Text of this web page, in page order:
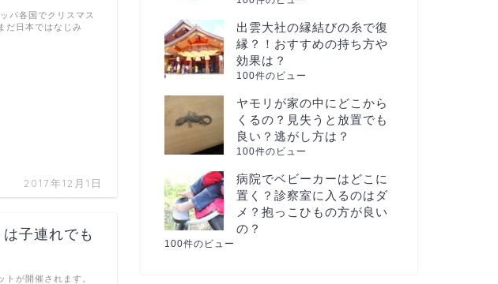
2017年12月1日
パ各国でクリスマス
だ日本ではなじみ
子連れでも
が開催されます。
出雲大社の縁結びの糸で復
縁？！おすすめの持ち方や
効果は？
100件のビュー
ヤモリが家の中にどこから
くるの？見失うと放置でも
良い？逃がし方は？
100件のビュー
病院でベビーカーはどこに
置く？診察室に入るのはダ
メ？抱っこひもの方が良い
の？
100件のビュー